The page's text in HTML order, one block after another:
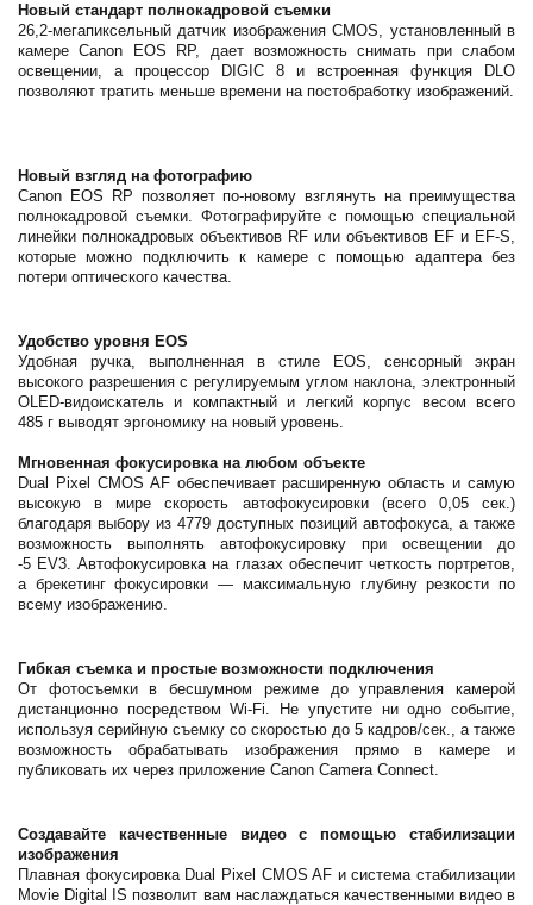
Новый стандарт полнокадровой съемки
26,2-мегапиксельный датчик изображения CMOS, установленный в
камере Canon EOS RP, дает возможность снимать при слабом
освещении, а процессор DIGIC 8 и встроенная функция DLO
позволяют тратить меньше времени на постобработку изображений.
Новый взгляд на фотографию
Canon EOS RP позволяет по-новому взглянуть на преимущества
полнокадровой съемки. Фотографируйте с помощью специальной
линейки полнокадровых объективов RF или объективов EF и EF-S,
которые можно подключить к камере c помощью адаптера без
потери оптического качества.
Удобство уровня EOS
Удобная ручка, выполненная в стиле EOS, сенсорный экран
высокого разрешения с регулируемым углом наклона, электронный
OLED-видоискатель и компактный и легкий корпус весом всего
485 г выводят эргономику на новый уровень.
Мгновенная фокусировка на любом объекте
Dual Pixel CMOS AF обеспечивает расширенную область и самую
высокую в мире скорость автофокусировки (всего 0,05 сек.)
благодаря выбору из 4779 доступных позиций автофокуса, а также
возможность выполнять автофокусировку при освещении до
-5 EV3. Автофокусировка на глазах обеспечит четкость портретов,
а брекетинг фокусировки — максимальную глубину резкости по
всему изображению.
Гибкая съемка и простые возможности подключения
От фотосъемки в бесшумном режиме до управления камерой
дистанционно посредством Wi-Fi. Не упустите ни одно событие,
используя серийную съемку со скоростью до 5 кадров/сек., а также
возможность обрабатывать изображения прямо в камере и
публиковать их через приложение Canon Camera Connect.
Создавайте качественные видео с помощью стабилизации
изображения
Плавная фокусировка Dual Pixel CMOS AF и система стабилизации
Movie Digital IS позволит вам наслаждаться качественными видео в